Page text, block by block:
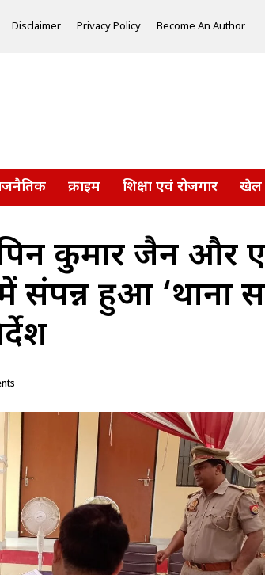
Disclaimer Privacy Policy Become An Author
क्राइम शिक्षा एवं रोजगार खेल
कुमार जैन और
संपन्न हुआ ‘थाना